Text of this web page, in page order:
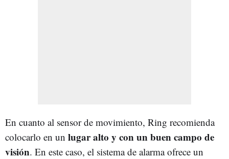
En cuanto al sensor de movimiento, Ring recomienda
colocarlo en un lugar alto y con un buen campo de
visión. En este caso, el sistema de alarma ofrece un